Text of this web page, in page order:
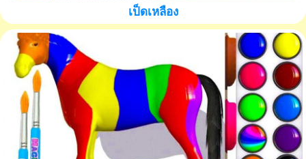
เป็ดเหลือง